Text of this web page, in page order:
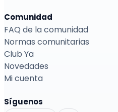
Comunidad
FAQ de la comunidad
Normas comunitarias
Club Ya
Novedades
Mi cuenta
Síguenos